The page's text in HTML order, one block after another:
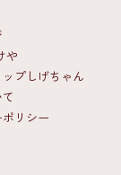
や
プしげちゃん
リシー